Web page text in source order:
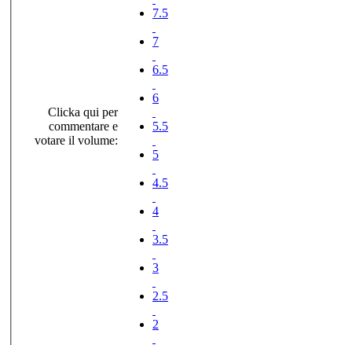
Clicka qui per
commentare e
votare il volume:
7.5
7
6.5
6
5.5
5
4.5
4
3.5
3
2.5
2